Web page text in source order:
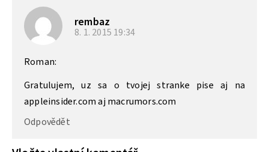
rembaz
8. 1. 2015 19:34
Roman:
Gratulujem, uz sa o tvojej stranke pise aj na
appleinsider.com aj macrumors.com
Odpovědět